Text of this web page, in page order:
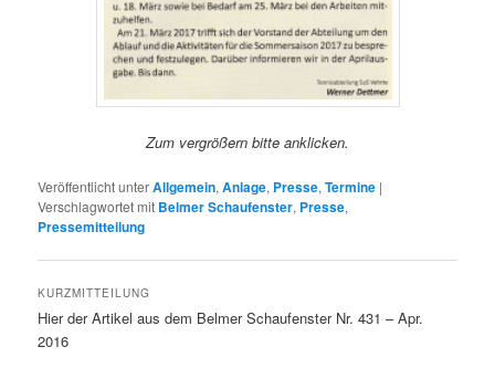
Zum vergrößern bitte anklicken.
Veröffentlicht unterAllgemein,Anlage, Presse,Termine |
Verschlagwortet mit Belmer Schaufenster, Presse,
Pressemitteilung
KURZMITTEILUNG
Hier der Artikel aus dem Belmer Schaufenster Nr. 431 – Apr.
2016